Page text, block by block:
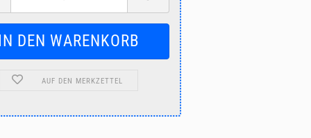
AUF DEN MERKZETTEL